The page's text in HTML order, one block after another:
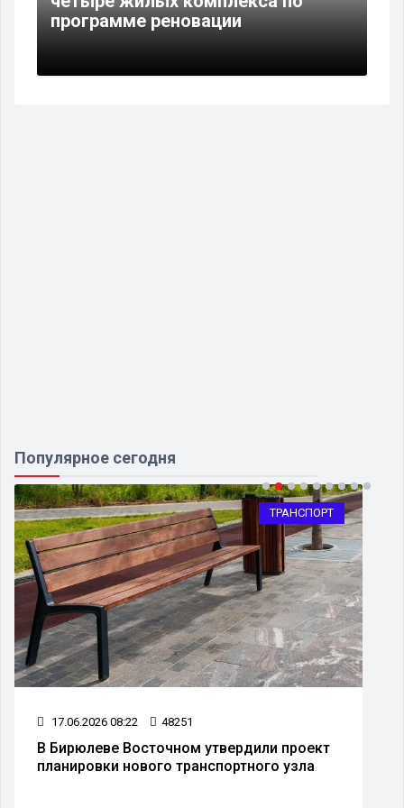
программе реновации
Популярное сегодня
ТРАНСПОРТ
17.06.2026 08:22 48251
В Бирюлеве Восточном утвердили проект
планировки нового транспортного узла